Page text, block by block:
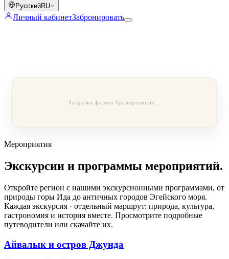
РусскийRU
Личный кабинетЗабронировать
Загрузка формы бронирования…
Мероприятия
Экскурсии и программы мероприятий.
Откройте регион с нашими экскурсионными программами, от
природы горы Ида до античных городов Эгейского моря.
Каждая экскурсия · отдельный маршрут: природа, культура,
гастрономия и история вместе. Просмотрите подробные
путеводители или скачайте их.
Айвалык и остров Джунда